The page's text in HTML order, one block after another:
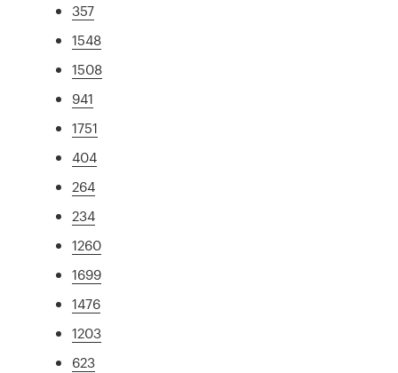
357
1548
1508
941
1751
404
264
234
1260
1699
1476
1203
623